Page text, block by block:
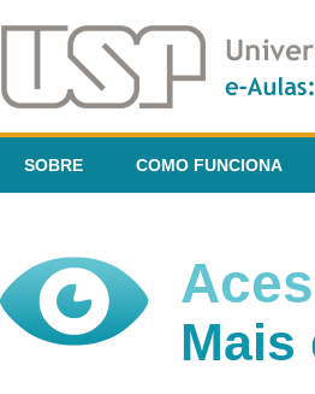
SOBRE COMO FUNCIONA
Mais